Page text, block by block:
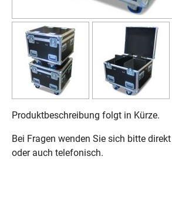
Produktbeschreibung folgt in Kürze.
Bei Fragen wenden Sie sich bitte direkt
oder auch telefonisch.